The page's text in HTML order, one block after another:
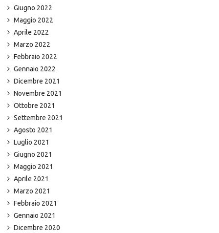
Giugno 2022
Maggio 2022
Aprile 2022
Marzo 2022
Febbraio 2022
Gennaio 2022
Dicembre 2021
Novembre 2021
Ottobre 2021
Settembre 2021
Agosto 2021
Luglio 2021
Giugno 2021
Maggio 2021
Aprile 2021
Marzo 2021
Febbraio 2021
Gennaio 2021
Dicembre 2020